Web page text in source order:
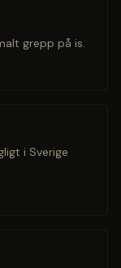
grepp på is.
i Sverige